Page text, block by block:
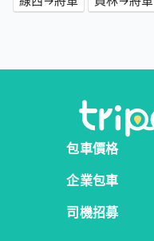
包車價格
企業包車
司機招募